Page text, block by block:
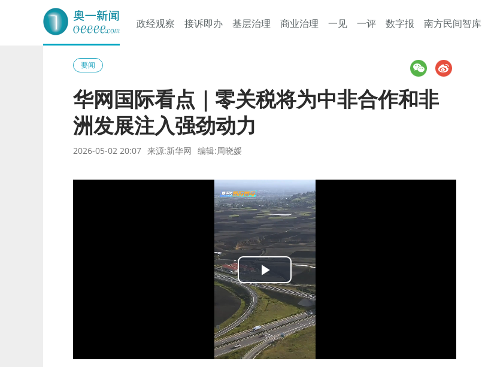
奥一网
政经观察 接诉即办 基层治理 商业治理 一见 一评 数字报 南方民间智库
要闻
华网国际看点｜零关税将为中非合作和非
洲发展注入强劲动力
2026-05-02 20:07 来源:新华网 编辑:周晓媛
Play
Video